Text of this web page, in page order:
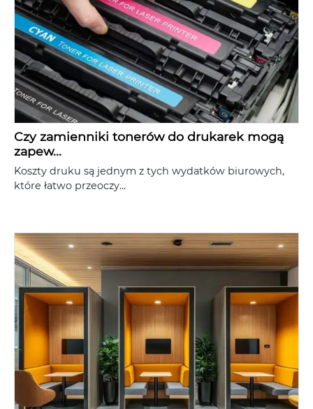
Czy zamienniki tonerów do drukarek mogą
zapew...
Koszty druku są jednym z tych wydatków biurowych,
które łatwo przeoczy...